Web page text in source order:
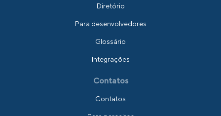
Diretório
Para desenvolvedores
Glossário
Integrações
Contatos
Contatos